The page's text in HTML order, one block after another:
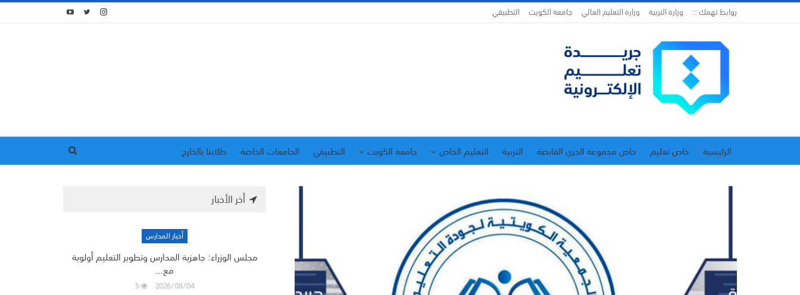
روابط تهمك :: وزارة التربية وزارة التعليم العالي جامعة الكويت التطبيقي
الرئيسية خاص تعليم خاص مجموعة الجري القابضة التربية التعليم الخاص جامعة الكويت التطبيقي الجامعات الخاصة
طلابنا بالخارج
أخر الأخبار
أخبار المدارس
مجلس الوزراء: جاهزية المدارس وتطوير التعليم أولوية
مع…
2026/08/04
5